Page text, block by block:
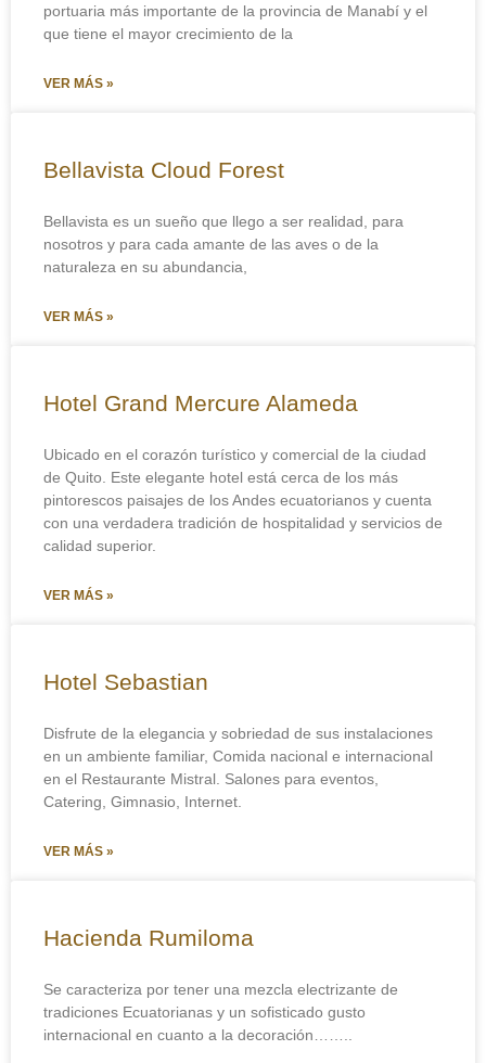
portuaria más importante de la provincia de Manabí y el
que tiene el mayor crecimiento de la
VER MÁS »
Bellavista Cloud Forest
Bellavista es un sueño que llego a ser realidad, para
nosotros y para cada amante de las aves o de la
naturaleza en su abundancia,
VER MÁS »
Hotel Grand Mercure Alameda
Ubicado en el corazón turístico y comercial de la ciudad
de Quito. Este elegante hotel está cerca de los más
pintorescos paisajes de los Andes ecuatorianos y cuenta
con una verdadera tradición de hospitalidad y servicios de
calidad superior.
VER MÁS »
Hotel Sebastian
Disfrute de la elegancia y sobriedad de sus instalaciones
en un ambiente familiar, Comida nacional e internacional
en el Restaurante Mistral. Salones para eventos,
Catering, Gimnasio, Internet.
VER MÁS »
Hacienda Rumiloma
Se caracteriza por tener una mezcla electrizante de
tradiciones Ecuatorianas y un sofisticado gusto
internacional en cuanto a la decoración……..
Planifica tus próximas
Nombres y Apellidos*
Nombre
E
M
Correo Electrónico
No compartimos el correo, ni enviamos correos spam.
Tour
Describamos el numero de personas y las fechas